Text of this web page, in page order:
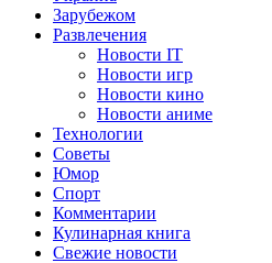
Зарубежом
Развлечения
Новости IT
Новости игр
Новости кино
Новости аниме
Технологии
Советы
Юмор
Спорт
Комментарии
Кулинарная книга
Свежие новости